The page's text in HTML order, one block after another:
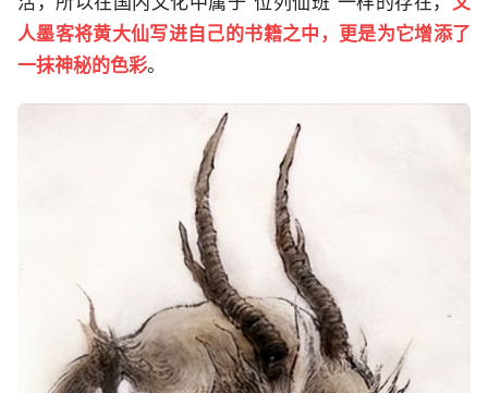
人墨客将黄大仙写进自己的书籍之中，更是为它增添了
一抹神秘的色彩。